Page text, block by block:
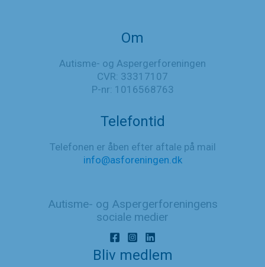
Om
Autisme- og Aspergerforeningen
CVR: 33317107
P-nr: 1016568763
Telefontid
Telefonen er åben efter aftale på mail
info@asforeningen.dk
Autisme- og Aspergerforeningens
sociale medier
Bliv medlem